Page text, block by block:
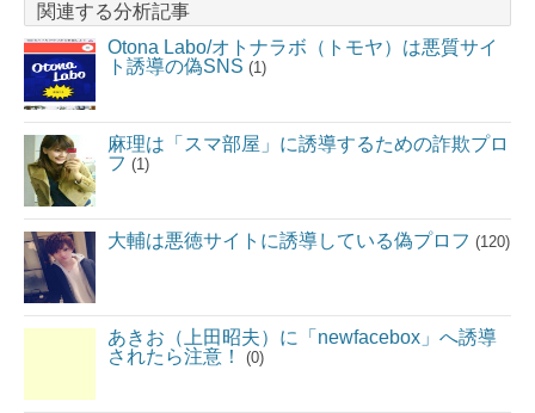
関連する分析記事
Otona Labo/オトナラボ（トモヤ）は悪質サイ
ト誘導の偽SNS (1)
麻理は「スマ部屋」に誘導するための詐欺プロ
フ (1)
大輔は悪徳サイトに誘導している偽プロフ (120)
あきお（上田昭夫）に「newfacebox」へ誘導
されたら注意！
(0)